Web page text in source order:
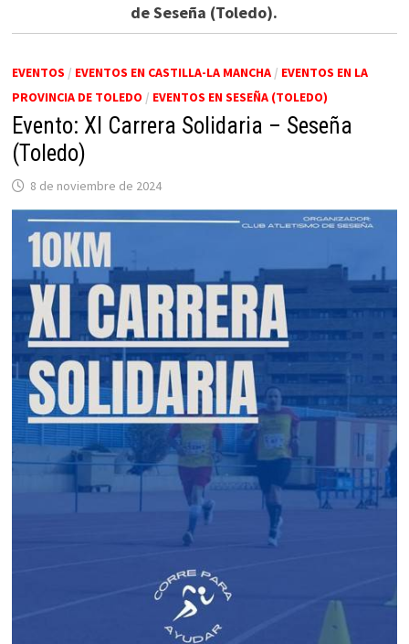
de Seseña (Toledo).
EVENTOS / EVENTOS EN CASTILLA-LA MANCHA/ EVENTOS EN LA
PROVINCIA DE TOLEDO / EVENTOS EN SESEÑA (TOLEDO)
Evento: XI Carrera Solidaria – Seseña
(Toledo)
8 de noviembre de 2024